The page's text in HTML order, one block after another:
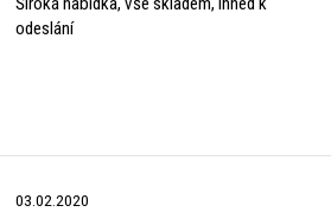
odeslání
03.02.2020